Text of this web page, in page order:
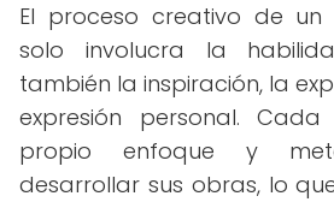
El proceso creativo de
solo involucra la
también la inspiración, la
expresión personal.
propio enfoque y
desarrollar sus obras, lo